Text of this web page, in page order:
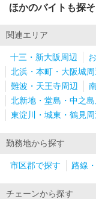
ほかのバイトも探そ
関連エリア
十三・新大阪周辺
北浜・本町・大阪城周
難波・天王寺周辺
北新地・堂島・中之島
東淀川・城東・鶴見周
勤務地から探す
市区郡で探す 路線
チェーンから探す